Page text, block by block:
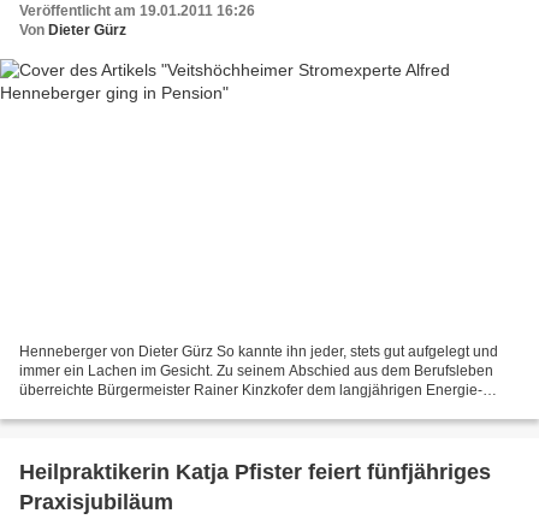
Veröffentlicht am 19.01.2011 16:26
Von Dieter Gürz
Henneberger von Dieter Gürz So kannte ihn jeder, stets gut aufgelegt und
immer ein Lachen im Gesicht. Zu seinem Abschied aus dem Berufsleben
überreichte Bürgermeister Rainer Kinzkofer dem langjährigen Energie-
Heilpraktikerin Katja Pfister feiert fünfjähriges
Praxisjubiläum